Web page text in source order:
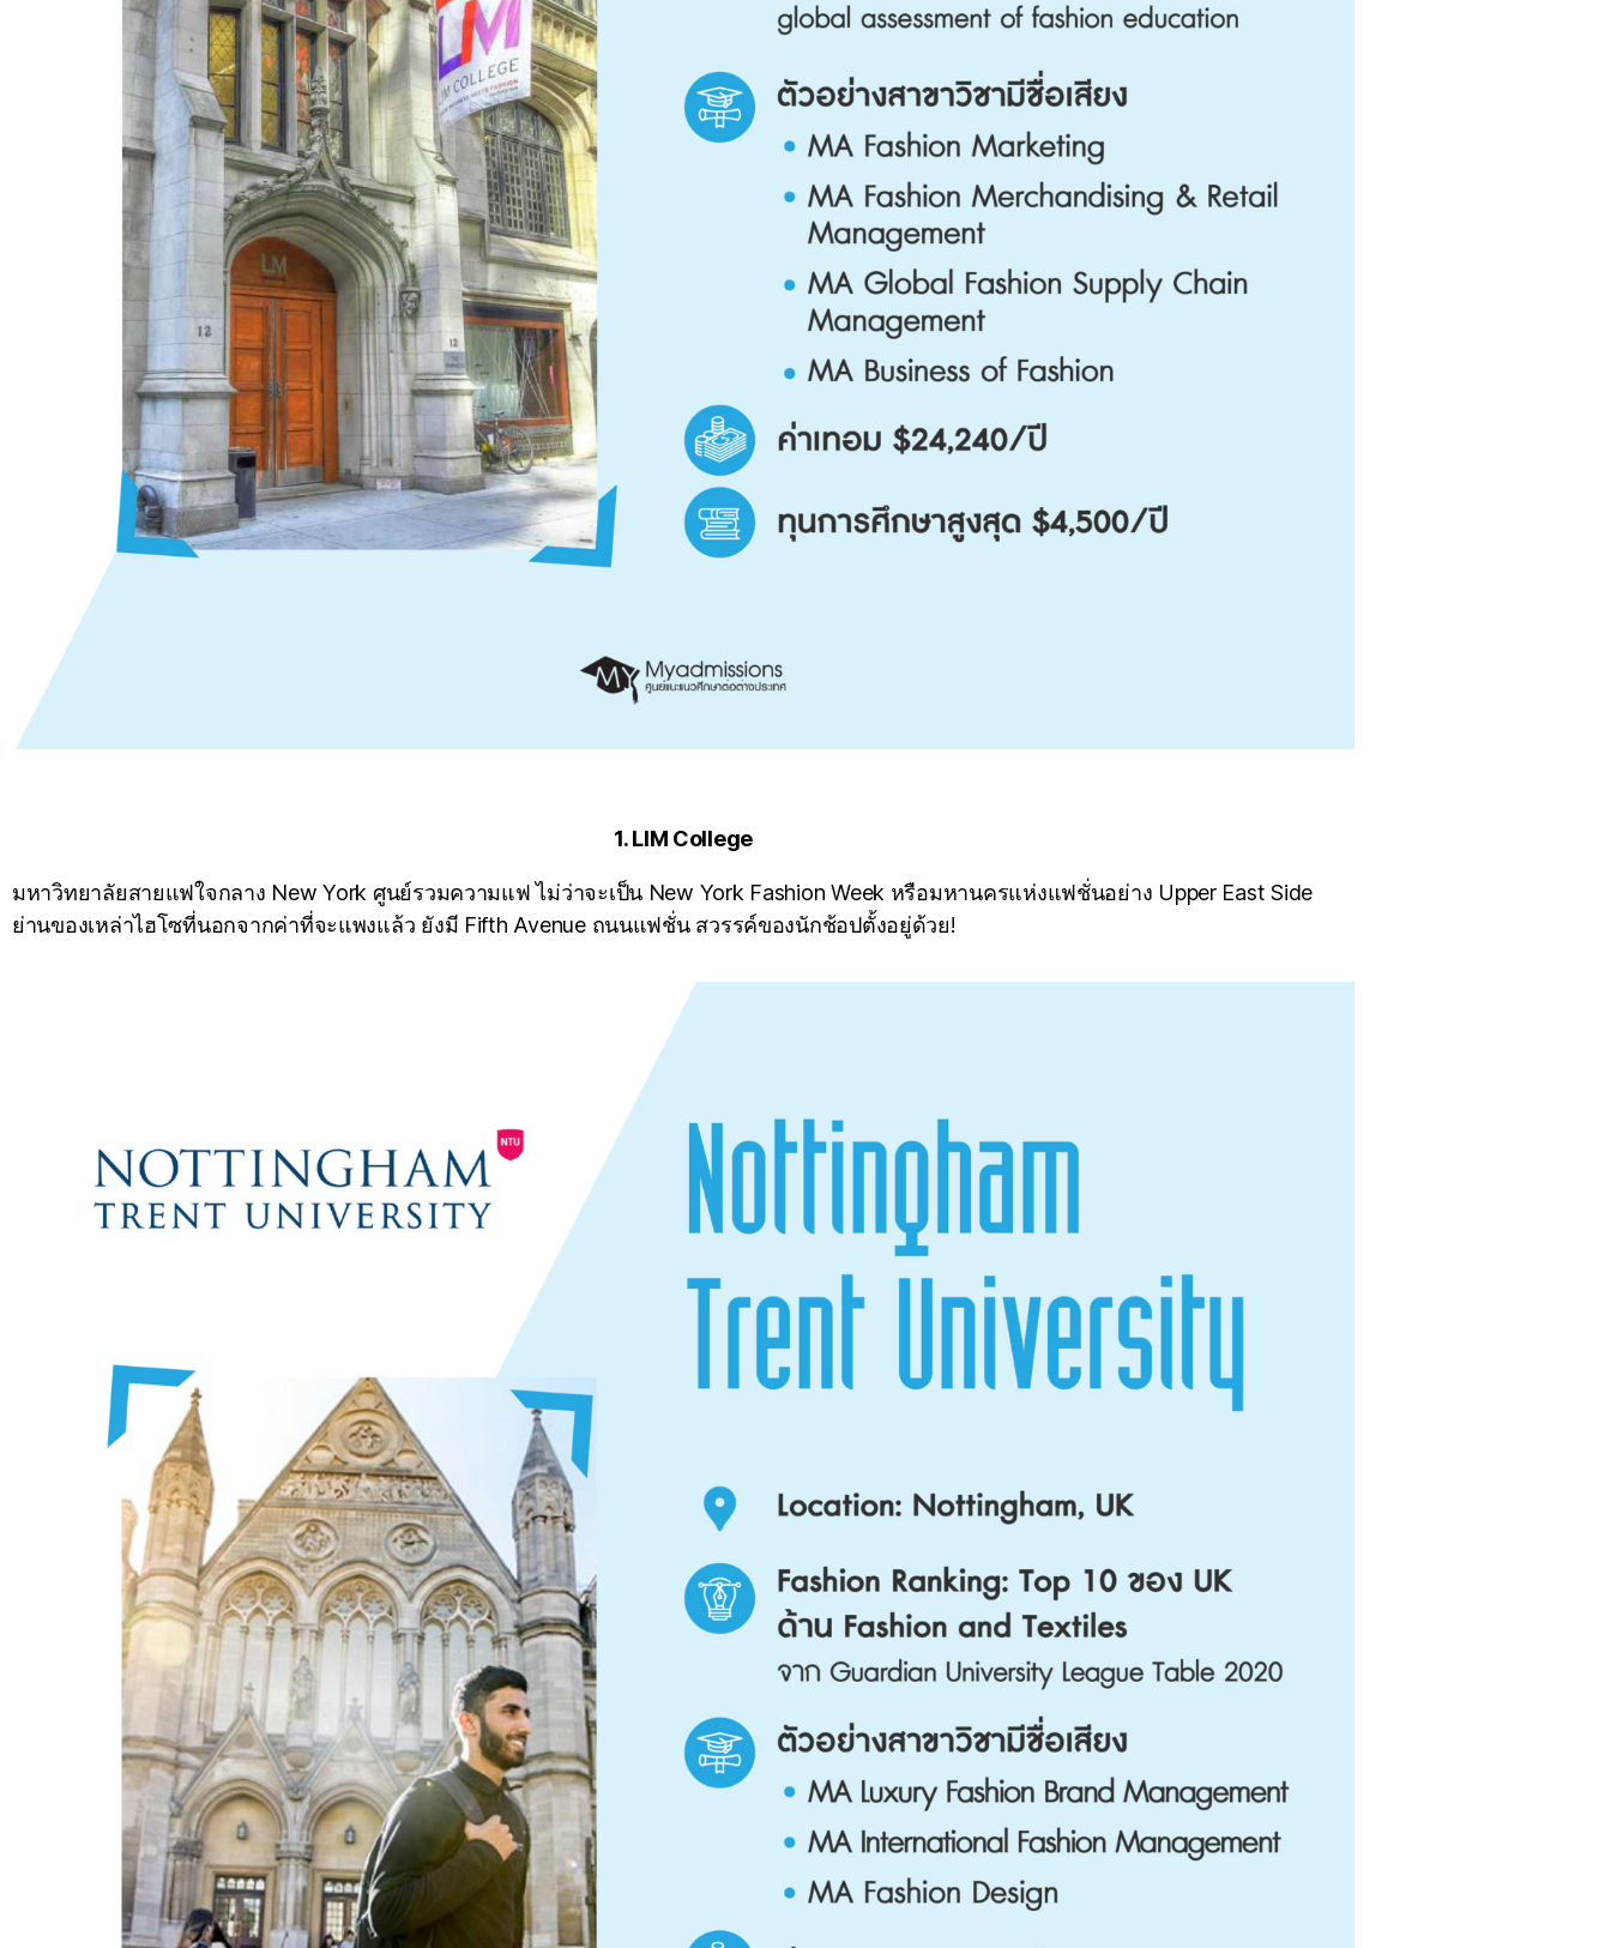
1. LIM College
มหาวิทยาลัยสายแฟใจกลาง New York ศูนย์รวมความแฟ ไม่ว่าจะเป็น New York Fashion Week หรือมหานครแห่งแฟชั่นอย่าง Upper East Side
ย่านของเหล่าไฮโซที่นอกจากค่าที่จะแพงแล้ว ยังมี Fifth Avenue ถนนแฟชั่น สวรรค์ของนักช้อปตั้งอยู่ด้วย!